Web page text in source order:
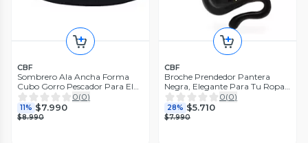
CBF
Sombrero Ala Ancha Forma
Cubo Gorro Pescador Para El
Sol Negro Estándar Adulto
0(0)
11% $7.990
$8.990
CBF
Broche Prendedor Pantera
Negra, Elegante Para Tu Ropa
Negro
0(0)
28% $5.710
$7.990